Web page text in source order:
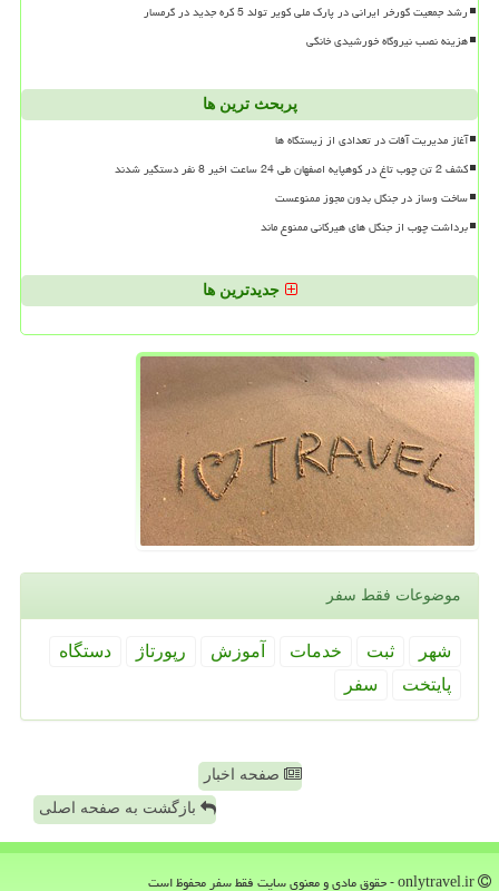
رشد جمعیت گورخر ایرانی در پارک ملی کویر تولد 5 کره جدید در گرمسار
هزینه نصب نیروگاه خورشیدی خانگی
پربحث ترین ها
آغاز مدیریت آفات در تعدادی از زیستگاه ها
کشف 2 تن چوب تاغ در کوهپایه اصفهان طی 24 ساعت اخیر 8 نفر دستگیر شدند
ساخت وساز در جنگل بدون مجوز ممنوعست
برداشت چوب از جنگل های هیرکانی ممنوع ماند
جدیدترین ها
موضوعات فقط سفر
شهر ثبت خدمات آموزش رپورتاژ
دستگاه
پایتخت
سفر
صفحه اخبار
بازگشت به صفحه اصلی